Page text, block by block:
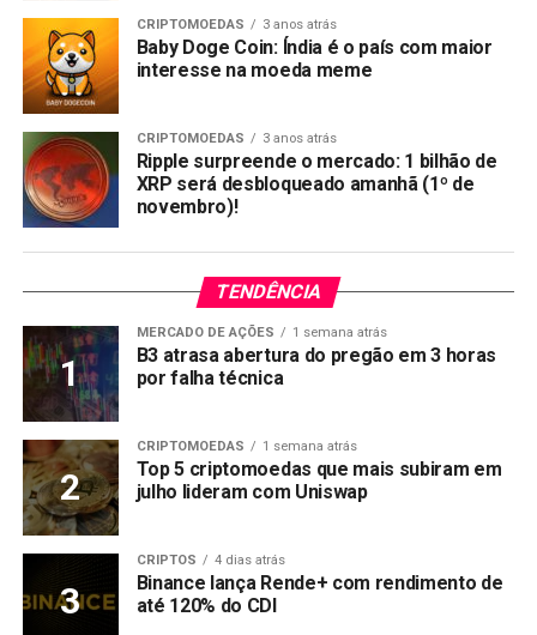
CRIPTOMOEDAS 3 anos atrás
Baby Doge Coin: Índia é o país com maior
interesse na moeda meme
CRIPTOMOEDAS 3 anos atrás
Ripple surpreende o mercado: 1 bilhão de
XRP será desbloqueado amanhã (1º de
novembro)!
TENDÊNCIA
MERCADO DE AÇÕES 1 semana atrás
B3 atrasa abertura do pregão em 3 horas
por falha técnica
CRIPTOMOEDAS 1 semana atrás
Top 5 criptomoedas que mais subiram em
julho lideram com Uniswap
CRIPTOS 4 dias atrás
Binance lança Rende+ com rendimento de
até 120% do CDI